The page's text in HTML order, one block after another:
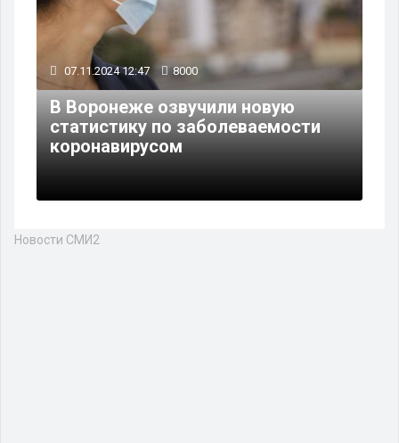
07.11.2024 12:47 8000
В Воронеже озвучили новую
статистику по заболеваемости
коронавирусом
Новости СМИ2